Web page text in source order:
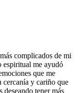
complicados de mi
espiritual me ayudó
que me
cercanía y cariño que
deseando tener más